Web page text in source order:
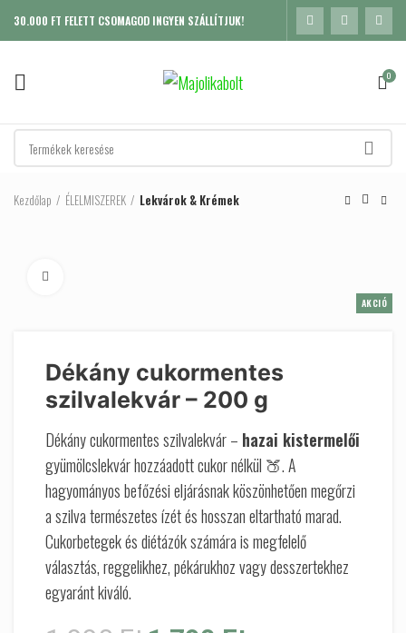
30.000 FT FELETT CSOMAGOD INGYEN SZÁLLÍTJUK!
0
Kezdőlap ÉLELMISZEREK Lekvárok & Krémek
AKCIÓ
Dékány cukormentes
szilvalekvár – 200 g
Dékány cukormentes szilvalekvár – hazai kistermelői
gyümölcslekvár hozzáadott cukor nélkül 🍑. A
hagyományos befőzési eljárásnak köszönhetően megőrzi
a szilva természetes ízét és hosszan eltartható marad.
Cukorbetegek és diétázók számára is megfelelő
választás, reggelikhez, pékárukhoz vagy desszertekhez
egyaránt kiváló.